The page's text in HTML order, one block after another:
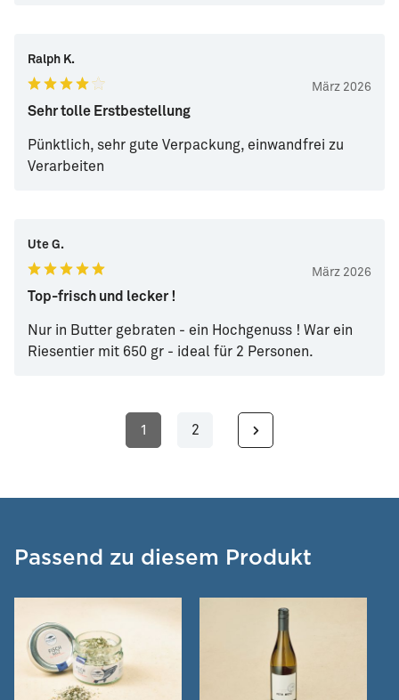
Ralph K.
März 2026
Sehr tolle Erstbestellung
Pünktlich, sehr gute Verpackung, einwandfrei zu
Verarbeiten
Ute G.
März 2026
Top-frisch und lecker !
Nur in Butter gebraten - ein Hochgenuss ! War ein
Riesentier mit 650 gr - ideal für 2 Personen.
Seite
1
2
Passend zu diesem Produkt